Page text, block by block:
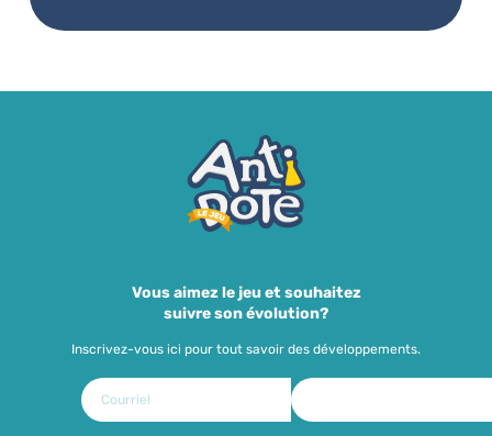
Vous aimez le jeu et souhaitez
suivre son évolution?
Inscrivez-vous ici pour tout savoir des développements.